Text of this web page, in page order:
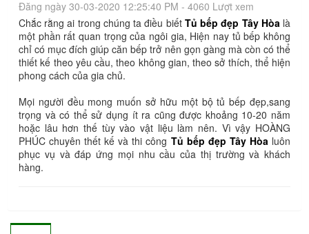
Đăng ngày 30-03-2020 12:25:40 PM - 4060 Lượt xem
Chắc rằng ai trong chúng ta điều biết Tủ bếp đẹp Tây Hòalà
một phần rất quan trọng của ngôi gia, Hiện nay tủ bếp không
chỉ có mục đích giúp căn bếp trở nên gọn gàng mà còn có thể
thiết kế theo yêu cầu, theo không gian, theo sở thích, thể hiện
phong cách của gia chủ.
Mọi người đều mong muốn sở hữu một bộ tủ bếp đẹp,sang
trọng và có thể sử dụng ít ra cũng được khoảng 10-20 năm
hoặc lâu hơn thế tùy vào vật liệu làm nên. Vì vậy HOÀNG
PHÚC chuyên thết kế và thi công Tủ bếp đẹp Tây Hòaluôn
phục vụ và đáp ứng mọi nhu cầu của thị trường và khách
hàng.